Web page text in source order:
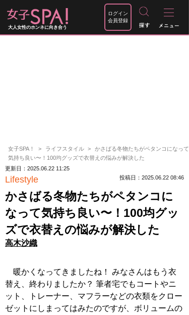
大人女性のホンネに向き合う
ログイン
会員登録
女子SPA！ ライフスタイル
かさばる冬物たちがペタンコになって
気持ち良い〜！100均グッズで衣替えの悩みが解決した
更新日：2025.06.22 11:25
Lifestyle 投稿日：2025.06.22 08:46
かさばる冬物たちがペタンコに
なって気持ち良い〜！100均グッ
ズで衣替えの悩みが解決した
高木沙織
暖かくなってきましたね！ みなさんはもう衣
替え、終わりましたか？ 筆者宅でもコートやニ
ット、トレーナー、マフラーなどの衣類をクロー
ゼットにしまってはみたのですが、ボリュームの